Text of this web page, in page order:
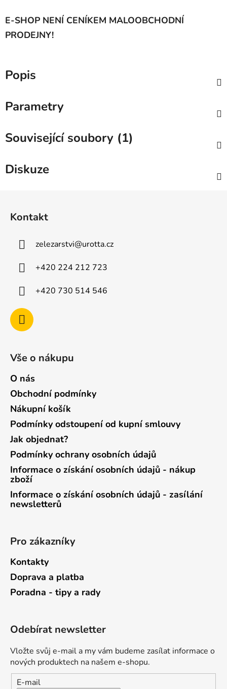
E-SHOP NENÍ CENÍKEM MALOOBCHODNÍ
PRODEJNY!
Popis
Parametry
Související soubory (1)
Diskuze
Kontakt
zelezarstvi@urotta.cz
+420 224 212 723
+420 730 514 546
Vše o nákupu
O nás
Obchodní podmínky
Nákupní košík
Podmínky odstoupení od kupní smlouvy
Jak objednat?
Podmínky ochrany osobních údajů
Informace o získání osobních údajů - nákup
zboží
Informace o získání osobních údajů - zasílání
newsletterů
Pro zákazníky
Kontakty
Doprava a platba
Poradna - tipy a rady
Odebírat newsletter
Vložte svůj e-mail a my vám budeme zasílat informace o
nových produktech na našem e-shopu.
E-mail